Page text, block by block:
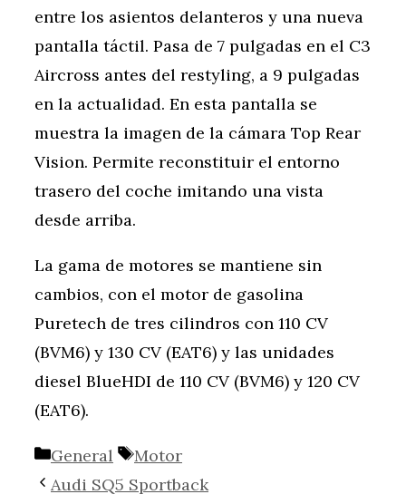
entre los asientos delanteros y una nueva
pantalla táctil. Pasa de 7 pulgadas en el C3
Aircross antes del restyling, a 9 pulgadas
en la actualidad. En esta pantalla se
muestra la imagen de la cámara Top Rear
Vision. Permite reconstituir el entorno
trasero del coche imitando una vista
desde arriba.
La gama de motores se mantiene sin
cambios, con el motor de gasolina
Puretech de tres cilindros con 110 CV
(BVM6) y 130 CV (EAT6) y las unidades
diesel BlueHDI de 110 CV (BVM6) y 120 CV
(EAT6).
Categorías
General Etiquetas
Motor
Audi SQ5 Sportback